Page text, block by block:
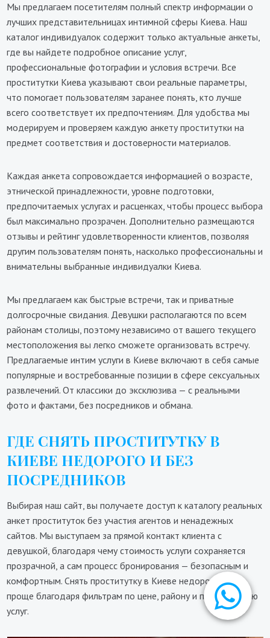
Мы предлагаем посетителям полный спектр информации о
лучших представительницах интимной сферы Киева. Наш
каталог индивидуалок содержит только актуальные анкеты,
где вы найдете подробное описание услуг,
профессиональные фотографии и условия встречи. Все
проститутки Киева указывают свои реальные параметры,
что помогает пользователям заранее понять, кто лучше
всего соответствует их предпочтениям. Для удобства мы
модерируем и проверяем каждую анкету проститутки на
предмет соответствия и достоверности материалов.
Каждая анкета сопровождается информацией о возрасте,
этнической принадлежности, уровне подготовки,
предпочитаемых услугах и расценках, чтобы процесс выбора
был максимально прозрачен. Дополнительно размещаются
отзывы и рейтинг удовлетворенности клиентов, позволяя
другим пользователям понять, насколько профессиональны и
внимательны выбранные индивидуалки Киева.
Мы предлагаем как быстрые встречи, так и приватные
долгосрочные свидания. Девушки располагаются по всем
районам столицы, поэтому независимо от вашего текущего
местоположения вы легко сможете организовать встречу.
Предлагаемые интим услуги в Киеве включают в себя самые
популярные и востребованные позиции в сфере сексуальных
развлечений. От классики до эксклюзива — с реальными
фото и фактами, без посредников и обмана.
ГДЕ СНЯТЬ ПРОСТИТУТКУ В
КИЕВЕ НЕДОРОГО И БЕЗ
ПОСРЕДНИКОВ
Выбирая наш сайт, вы получаете доступ к каталогу реальных
анкет проституток без участия агентов и ненадежных
сайтов. Мы выступаем за прямой контакт клиента с
девушкой, благодаря чему стоимость услуги сохраняется
прозрачной, а сам процесс бронирования — безопасным и
комфортным. Снять проститутку в Киеве недорого стало
проще благодаря фильтрам по цене, району и предложению
услуг.